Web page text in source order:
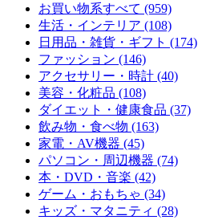
お買い物系すべて (959)
生活・インテリア (108)
日用品・雑貨・ギフト (174)
ファッション (146)
アクセサリー・時計 (40)
美容・化粧品 (108)
ダイエット・健康食品 (37)
飲み物・食べ物 (163)
家電・AV機器 (45)
パソコン・周辺機器 (74)
本・DVD・音楽 (42)
ゲーム・おもちゃ (34)
キッズ・マタニティ (28)